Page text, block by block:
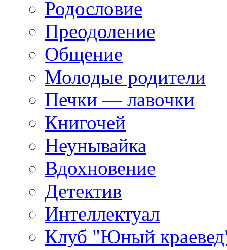
Родословие
Преодоление
Общение
Молодые родители
Печки — лавочки
Книгочей
Неунывайка
Вдохновение
Детектив
Интеллектуал
Клуб "Юный